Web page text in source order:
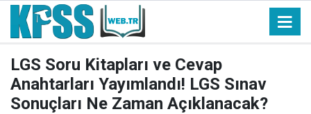
LGS Soru Kitapları ve Cevap
Anahtarları Yayımlandı! LGS Sınav
Sonuçları Ne Zaman Açıklanacak?